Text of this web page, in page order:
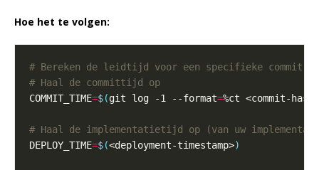
Hoe het te volgen:
# Bereken de leidtijd voor een specifieke commit
# Haal de committijd op
COMMIT_TIME=$(git log -1 --format=%ct <commit-hash>
# Haal de implementatietijd op (van uw
DEPLOY_TIME=$(<deployment-timestamp>)